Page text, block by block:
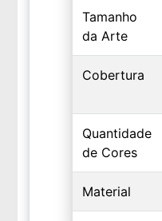
Tamanho
da Arte
Cobertura
Quantidade
de Cores
Material